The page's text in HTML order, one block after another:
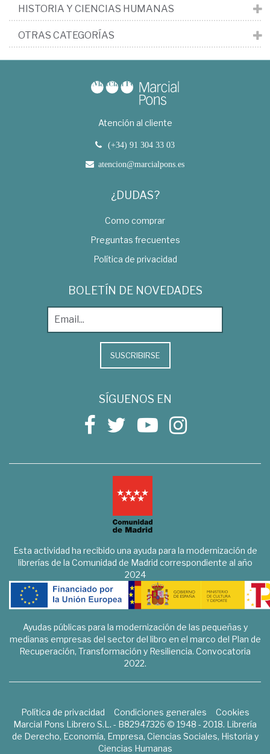
HISTORIA Y CIENCIAS HUMANAS
OTRAS CATEGORÍAS
Atención al cliente
(+34) 91 304 33 03
atencion@marcialpons.es
¿DUDAS?
Como comprar
Preguntas frecuentes
Política de privacidad
BOLETÍN DE NOVEDADES
SUSCRIBIRSE
SÍGUENOS EN
Esta actividad ha recibido una ayuda para la modernización de
librerías de la Comunidad de Madrid correspondiente al año
2024
Ayudas públicas para la modernización de las pequeñas y
medianas empresas del sector del libro en el marco del Plan de
Recuperación, Transformación y Resiliencia. Convocatoria
2022.
Política de privacidad Condiciones generales
Cookies
Marcial Pons Librero S.L. - B82947326 © 1948 - 2018. Librería
de Derecho, Economía, Empresa, Ciencias Sociales, Historia y
Ciencias Humanas